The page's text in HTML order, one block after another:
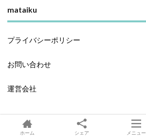
mataiku
プライバシーポリシー
お問い合わせ
運営会社
ホーム シェア メニュー